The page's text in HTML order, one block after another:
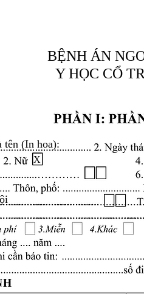
BỆNH ÁN
Y HỌC CỔ
tên (In hoa):
X